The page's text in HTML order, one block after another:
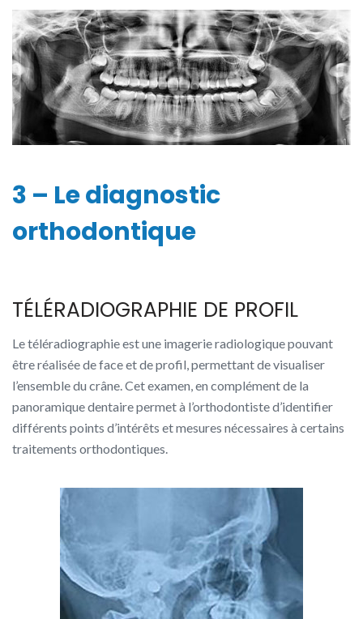
3 – Le diagnostic
orthodontique
TÉLÉRADIOGRAPHIE DE PROFIL
Le téléradiographie est une imagerie radiologique pouvant
être réalisée de face et de profil, permettant de visualiser
l’ensemble du crâne. Cet examen, en complément de la
panoramique dentaire permet à l’orthodontiste d’identifier
différents points d’intérêts et mesures nécessaires à certains
traitements orthodontiques.